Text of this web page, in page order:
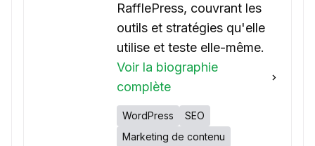
RafflePress, couvrant les
outils et stratégies qu'elle
utilise et teste elle-même.
Voir la biographie
complète
WordPress
SEO
Marketing de contenu